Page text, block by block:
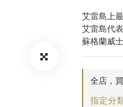
艾雷島上
艾雷島代
蘇格蘭威
全店，
指定分